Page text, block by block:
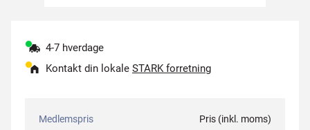
4-7 hverdage
Kontakt din lokale STARK forretning
Medlemspris Pris (inkl. moms)